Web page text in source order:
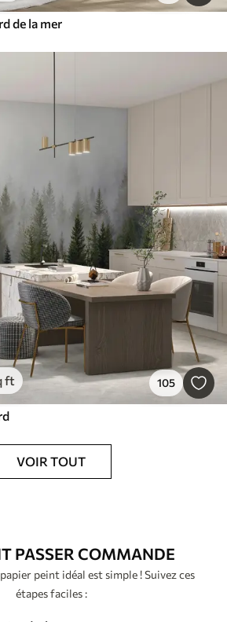
de la mer
ft 105
VOIR TOUT
PASSER COMMANDE
peint idéal est simple ! Suivez ces
étapes faciles :